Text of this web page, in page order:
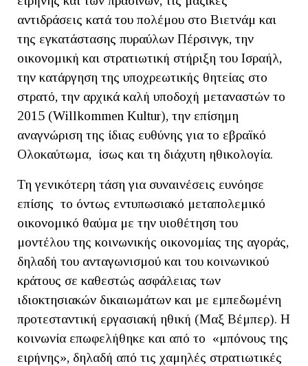
αντιδράσεις κατά του πολέμου στο Βιετνάμ και
της εγκατάστασης πυραύλων Πέρσινγκ, την
οικονομική και στρατιωτική στήριξη του Ισραήλ,
την κατάργηση της υποχρεωτικής θητείας στο
στρατό, την αρχικά καλή υποδοχή μεταναστών το
2015 (Willkommen Kultur), την επίσημη
αναγνώριση της ίδιας ευθύνης για το εβραϊκό
Ολοκαύτωμα, ίσως και τη διάχυτη ηθικολογία.
Τη γενικότερη τάση για συναινέσεις ευνόησε
επίσης το όντως εντυπωσιακό μεταπολεμικό
οικονομικό θαύμα με την υιοθέτηση του
μοντέλου της κοινωνικής οικονομίας της αγοράς,
δηλαδή του ανταγωνισμού και του κοινωνικού
κράτους σε καθεστώς ασφάλειας των
ιδιοκτησιακών δικαιωμάτων και με εμπεδωμένη
προτεσταντική εργασιακή ηθική (Μαξ Βέμπερ). Η
κοινωνία επωφελήθηκε και από το «μπόνους της
ειρήνης», δηλαδή από τις χαμηλές στρατιωτικές